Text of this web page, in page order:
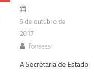
5 de outubro de
2017
fonseas
A Secretaria de Estado